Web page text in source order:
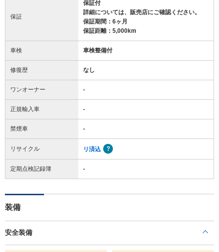
保証
保証付
詳細については、販売店にご確認ください。
保証期間：6ヶ月
保証距離：5,000km
車検 車検整備付
修復歴 なし
ワンオーナー -
正規輸入車 -
禁煙車 -
リサイクル リ済込
定期点検記録簿 -
装備
安全装備